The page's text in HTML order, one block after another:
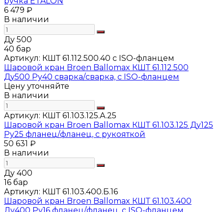
6 479 ₽
В наличии
Ду 500
40 бар
Артикул: КШТ 61.112.500.40 с ISO-фланцем
Шаровой кран Broen Ballomax КШТ 61.112.500
Ду500 Ру40 сварка/сварка, с ISO-фланцем
Цену уточняйте
В наличии
Артикул: КШТ 61.103.125.А.25
Шаровой кран Broen Ballomax КШТ 61.103.125 Ду125
Ру25 фланец/фланец, с рукояткой
50 631 ₽
В наличии
Ду 400
16 бар
Артикул: КШТ 61.103.400.Б.16
Шаровой кран Broen Ballomax КШТ 61.103.400